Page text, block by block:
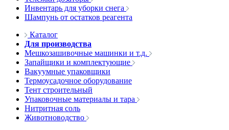
Инвентарь для уборки снега
Шампунь от остатков реагента
Каталог
Для производства
Мешкозашивочные машинки и т.д.
Запайщики и комплектующие
Вакуумные упаковщики
Термоусадочное оборудование
Тент строительный
Упаковочные материалы и тара
Нитритная соль
Животноводство